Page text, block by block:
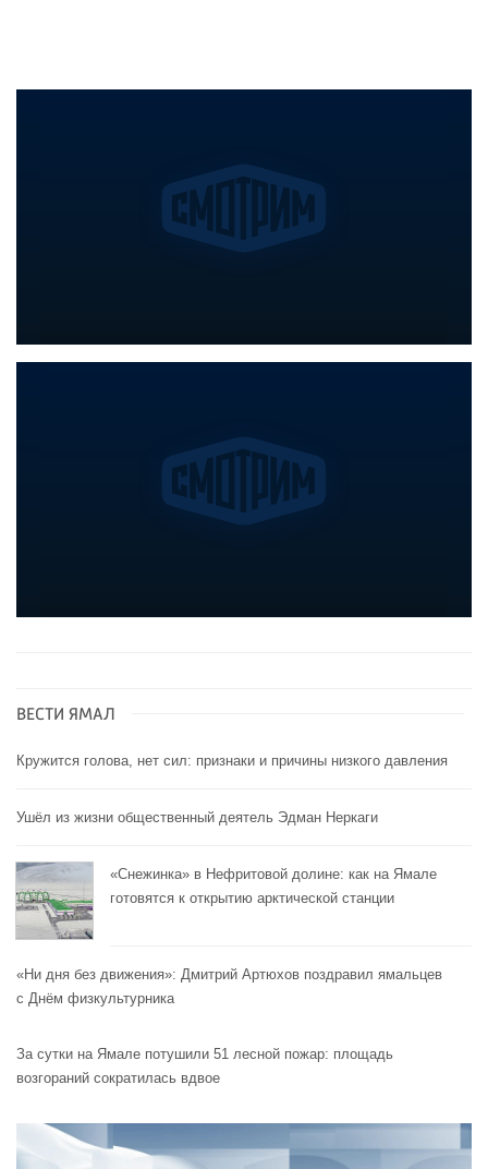
ВЕСТИ ЯМАЛ
Кружится голова, нет сил: признаки и причины низкого давления
Ушёл из жизни общественный деятель Эдман Неркаги
«Снежинка» в Нефритовой долине: как на Ямале
готовятся к открытию арктической станции
«Ни дня без движения»: Дмитрий Артюхов поздравил ямальцев
с Днём физкультурника
За сутки на Ямале потушили 51 лесной пожар: площадь
возгораний сократилась вдвое